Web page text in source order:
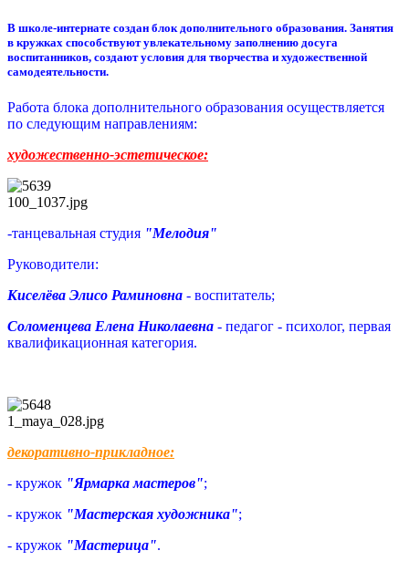
В школе-интернате создан блок дополнительного образования. Занятия
в кружках способствуют увлекательному заполнению досуга
воспитанников, создают условия для творчества и художественной
самодеятельности.
Работа блока дополнительного образования осуществляется
по следующим направлениям:
художественно-эстетическое:
100_1037.jpg
-танцевальная студия "Мелодия"
Руководители:
Киселёва Элисо Раминовна - воспитатель;
Соломенцева Елена Николаевна - педагог - психолог, первая
квалификационная категория.
1_maya_028.jpg
декоративно-прикладное:
- кружок "Ярмарка мастеров";
- кружок "Мастерская художника";
- кружок "Мастерица".